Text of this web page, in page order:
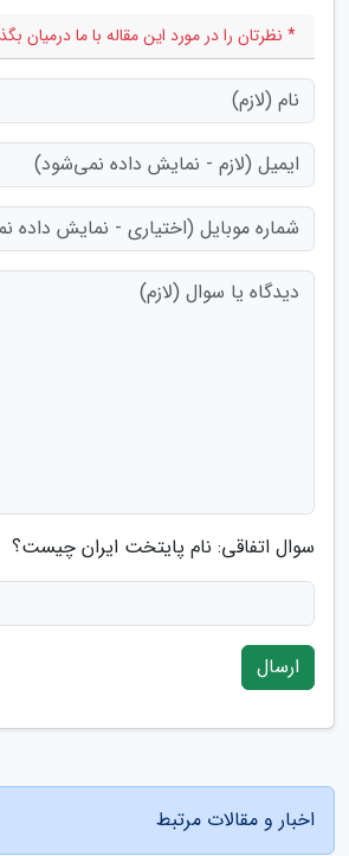
* نظرتان را در مورد این مقاله با ما درمیان
سوال اتفاقی: نام پایتخت ایران چیست؟
ارسال
اخبار و مقالات مرتبط